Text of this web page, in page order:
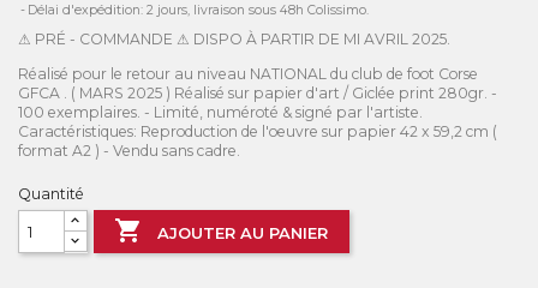
Délai d'expédition: 2 jours, livraison sous 48h Colissimo.
⚠ PRÉ - COMMANDE ⚠ DISPO À PARTIR DE MI AVRIL 2025.
Réalisé pour le retour au niveau NATIONAL du club de foot Corse
GFCA . ( MARS 2025 ) Réalisé sur papier d'art / Giclée print 280gr. -
100 exemplaires. - Limité, numéroté & signé par l'artiste.
Caractéristiques: Reproduction de l'oeuvre sur papier 42 x 59,2 cm (
format A2 ) - Vendu sans cadre.
Quantité
 AJOUTER AU PANIER